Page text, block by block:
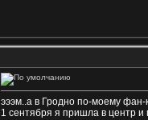
эээм..а в Гродно по-моему
1 сентября я пришла в центр и